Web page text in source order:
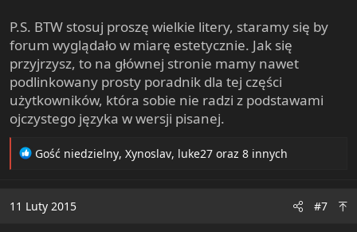
P.S. BTW stosuj proszę wielkie litery, staramy się by
forum wyglądało w miarę estetycznie. Jak się
przyjrzysz, to na głównej stronie mamy nawet
podlinkowany prosty poradnik dla tej części
użytkowników, która sobie nie radzi z podstawami
ojczystego języka w wersji pisanej.
R
t
Gość niedzielny, Xynoslav, luke27 oraz 8 innych
11 Luty 2015 #7